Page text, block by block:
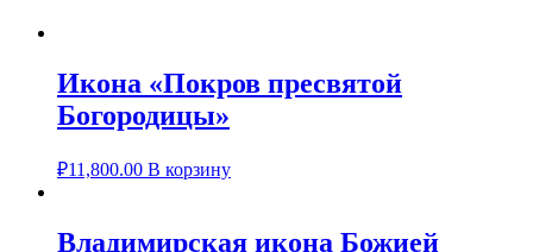
Икона «Покров пресвятой
Богородицы»
₽11,800.00 В корзину
Владимирская икона Божией